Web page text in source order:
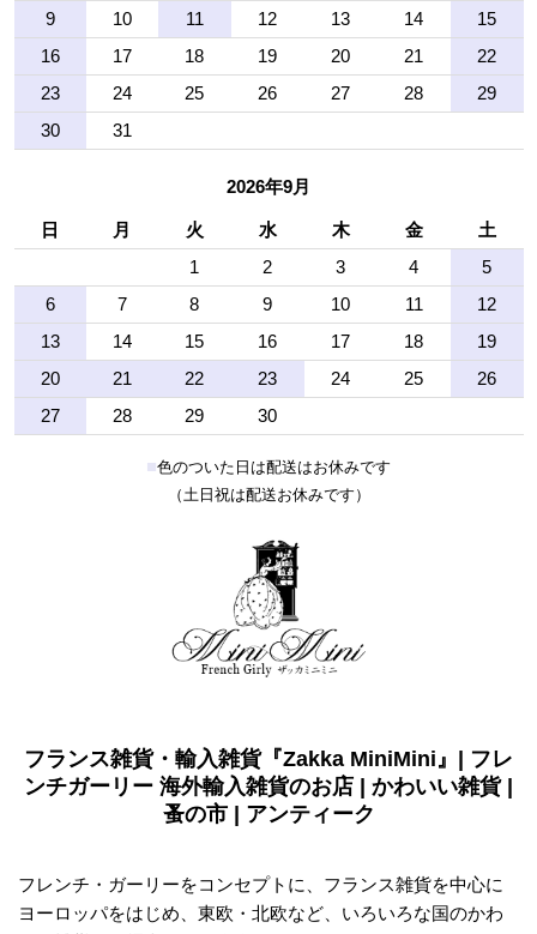
9
10 11 12 13 14
15
16
17 18 19 20 21
22
23
24 25 26 27 28
29
30
31
2026年9月
日 月 火 水 木 金
土
1
2 3 4
5
6
7 8 9 10 11
12
13
14 15 16 17 18
19
20
21 22 23 24 25
26
27
28 29 30
■色のついた日は配送はお休みです
（土日祝は配送お休みです）
フランス雑貨・輸入雑貨『Zakka MiniMini』| フレ
ンチガーリー 海外輸入雑貨のお店 | かわいい雑貨 |
蚤の市 | アンティーク
フレンチ・ガーリーをコンセプトに、フランス雑貨を中心に
ヨーロッパをはじめ、東欧・北欧など、いろいろな国のかわ